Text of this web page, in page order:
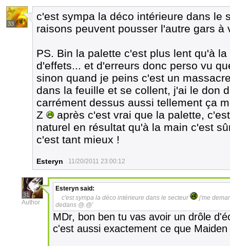
33
c'est sympa la déco intérieure dans le
raisons peuvent pousser l'autre gars à
PS. Bin la palette c'est plus lent qu'à
d'effets... et d'erreurs donc perso vu
sinon quand je peins c'est un
dans la feuille et se collent, j'ai le don
carrément dessus aussi tellement ça
Z
après c'est vrai que la palette,
naturel en résultat qu'à la main c'est
c'est tant mieux !
Esteryn 11/20/2011 23:00:12
31
Author
Esteryn said:
c'est sympa la déco intérieure dans le secteur
j'me
dedans @.@'
MDr, bon ben tu vas avoir un drôle
c'est aussi exactement ce que